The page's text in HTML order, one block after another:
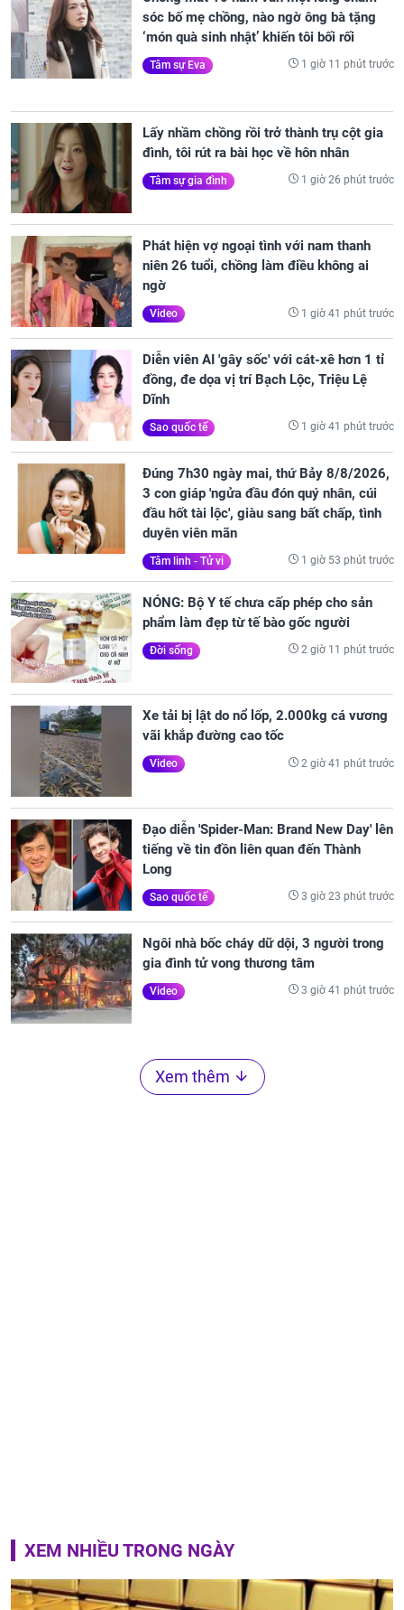
sóc bố mẹ chồng, nào ngờ ông bà tặng
‘món quà sinh nhật’ khiến tôi bối rối
Tâm sự Eva 1 giờ 11 phút trước
Lấy nhầm chồng rồi trở thành trụ cột gia
đình, tôi rút ra bài học về hôn nhân
Tâm sự gia đình 1 giờ 26 phút trước
Phát hiện vợ ngoại tình với nam thanh
niên 26 tuổi, chồng làm điều không ai
ngờ
Video 1 giờ 41 phút trước
Diễn viên AI 'gây sốc' với cát-xê hơn 1 tỉ
đồng, đe dọa vị trí Bạch Lộc, Triệu Lệ
Dĩnh
Sao quốc tế 1 giờ 41 phút trước
Đúng 7h30 ngày mai, thứ Bảy 8/8/2026,
3 con giáp 'ngửa đầu đón quý nhân, cúi
đầu hốt tài lộc', giàu sang bất chấp, tình
duyên viên mãn
Tâm linh - Tử vi 1 giờ 53 phút trước
NÓNG: Bộ Y tế chưa cấp phép cho sản
phẩm làm đẹp từ tế bào gốc người
Đời sống 2 giờ 11 phút trước
Xe tải bị lật do nổ lốp, 2.000kg cá vương
vãi khắp đường cao tốc
Video 2 giờ 41 phút trước
Đạo diễn 'Spider-Man: Brand New Day' lên
tiếng về tin đồn liên quan đến Thành
Long
Sao quốc tế 3 giờ 23 phút trước
Ngôi nhà bốc cháy dữ dội, 3 người trong
gia đình tử vong thương tâm
Video 3 giờ 41 phút trước
Xem thêm
XEM NHIỀU TRONG NGÀY